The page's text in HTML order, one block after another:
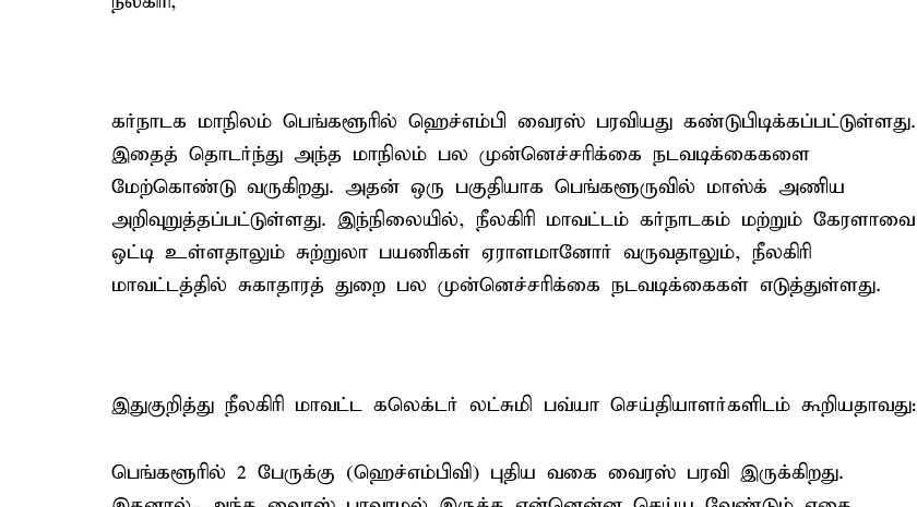
கர்நாடக மாநிலம் பெங்களூரில் ஹெச்எம்பி வைரஸ் பரவியது கண்டுபிடிக்கப்பட்டுள்ளது.
இதைத் தொடர்ந்து அந்த மாநிலம் பல முன்னெச்சரிக்கை நடவடிக்கைகளை
மேற்கொண்டு வருகிறது. அதன் ஒரு பகுதியாக பெங்களூருவில் மாஸ்க் அணிய
அறிவுறுத்தப்பட்டுள்ளது. இந்நிலையில், நீலகிரி மாவட்டம் கர்நாடகம் மற்றும் கேரளாவை
ஒட்டி உள்ளதாலும் சுற்றுலா பயணிகள் ஏராளமானோர் வருவதாலும், நீலகிரி
மாவட்டத்தில் சுகாதாரத் துறை பல முன்னெச்சரிக்கை நடவடிக்கைகள் எடுத்துள்ளது.
இதுகுறித்து நீலகிரி மாவட்ட கலெக்டர் லட்சுமி பவ்யா செய்தியாளர்களிடம் கூறியதாவது:
பெங்களூரில் 2 பேருக்கு (ஹெச்எம்பிவி) புதிய வகை வைரஸ் பரவி இருக்கிறது.